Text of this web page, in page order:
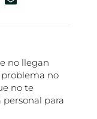
no llegan
no
no te
para